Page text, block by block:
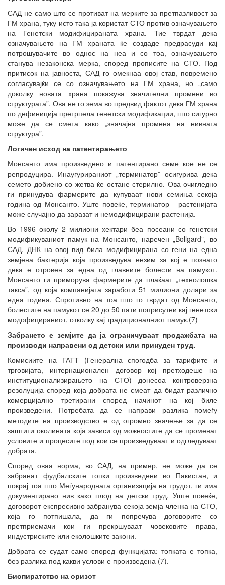
САД не само што се противат на мерките за претпазливост за
ГМ храна, туку исто така ја користат СТО против означувањето
на Генетски модифицираната храна. Тие тврдат дека
означувањето на ГМ храната ќе создаде предрасуди кај
потрошувачите во однос на неа и со тоа, означувањето
станува незаконска мерка, според прописите на СТО. Под
притисок на јавноста, САД го омекнаа овој став, повремено
согласувајќи се со означувањето на ГМ храна, но „само
доколку новата храна покажува значителни промени во
структурата”. Ова не го зема во предвид фактот дека ГМ храна
по дефиниција претрпела генетски модификации, што сигурно
може да се смета како „значајна промена на нивната
структура”.
Логичен исход на патентирањето
Монсанто има произведено и патентирано семе кое не се
репродуцира. Инаугурираниот „терминатор” осигурива дека
семето добиено со жетва ќе остане стерилно. Ова очигледно
ги принудува фармерите да купуваат нови семиња секоја
година од Монсанто. Уште повеќе, терминатор - растенијата
може случајно да заразат и немодифицирани растенија.
Во 1996 околу 2 милиони хектари беа посеани со генетски
модификуваниот памук на Монсанто, наречен „Bollgard”, во
САД. ДНК на овој вид била модифицирана со гени на една
земјена бактерија која произведува ензим за кој е познато
дека е отровен за една од главните болести на памукот.
Монсанто ги приморува фармерите да плаќаат „технолошка
такса”, од која компанијата заработи 51 милиони долари за
една година. Спротивно на тоа што го тврдат од Монсанто,
болестите на памукот се 20 до 50 пати поприсутни кај генетски
модофицираниот, отколку кај традиционалниот памук.(7)
Забрането е земјите да ја ограничуваат продажбата на
производи направени од детски или принуден труд.
Комисиите на ГАТТ (Генерална спогодба за тарифите и
трговијата, интернационален договор кој претходеше на
институционализирањето на СТО) донесоа контроверзна
резолуција според која добрата не смеат да бидат различно
комерцијално третирани според начинот на кој биле
произведени. Потребата да се направи разлика помеѓу
методите на производство е од огромно значење за да се
заштити околината која зависи од можностите да се променат
условите и процесите под кои се произведуваат и одгледуваат
добрата.
Според оваа норма, во САД, на пример, не може да се
забранат фудбалските топки произведени во Пакистан, и
покрај тоа што Меѓународната организација на трудот, ги има
документирано нив како плод на детски труд. Уште повеќе,
договорот експресивно забранува секоја земја членка на СТО,
која го потпишала, да ги попречува договорите со
претприемачи кои ги прекршуваат човековите права,
индустриските или еколошките закони.
Добрата се судат само според функцијата: топката е топка,
без разлика под какви услови е произведена (7).
Биопиратство на оризот